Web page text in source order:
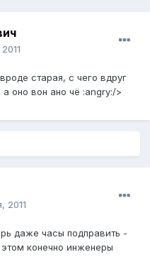
старая, с чего вдруг
оно вон ано чё :angry:/>
2011
даже часы подправить -
конечно инженеры